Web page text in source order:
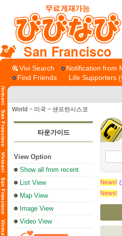
San Francisco
Vivi Search Notification from
Find Friends
Life Supporters
World > 미국 > 샌프란시스코
타운가이드
View Option
Show all from recent
List View
Map View
Image View
Video View
News!
News!